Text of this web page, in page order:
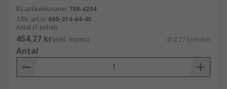
RS-artikelnummer 789-4234
Tillv. art.nr 660-314-64-40
Antal (1 enhet)
454,27 kr(exkl. moms) 454,27 kr/enhet
Antal